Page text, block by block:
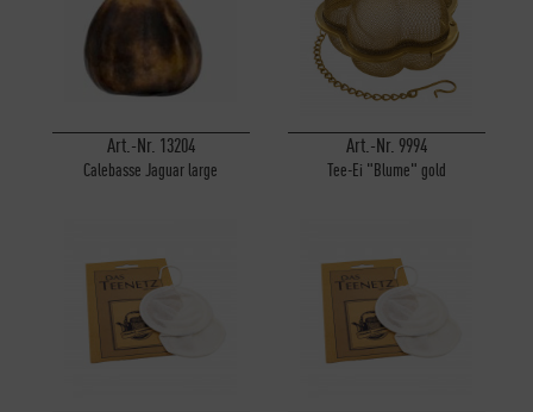
Art.-Nr. 13204
Calebasse Jaguar large
Art.-Nr. 9994
Tee-Ei "Blume" gold